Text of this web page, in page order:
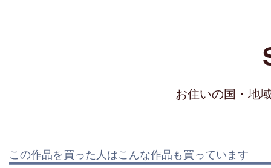
お住いの国・地
この作品を買った人はこんな作品も買っています